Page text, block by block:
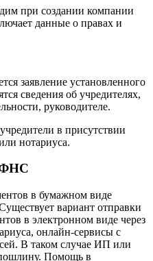
при создании компании
данные о правах и
заявление установленного
сведения об учредителях,
руководителе.
в присутствии
нотариуса.
ФНС
в бумажном виде
вариант отправки
в электронном виде через
онлайн-сервисы с
В таком случае ИП или
Помощь в